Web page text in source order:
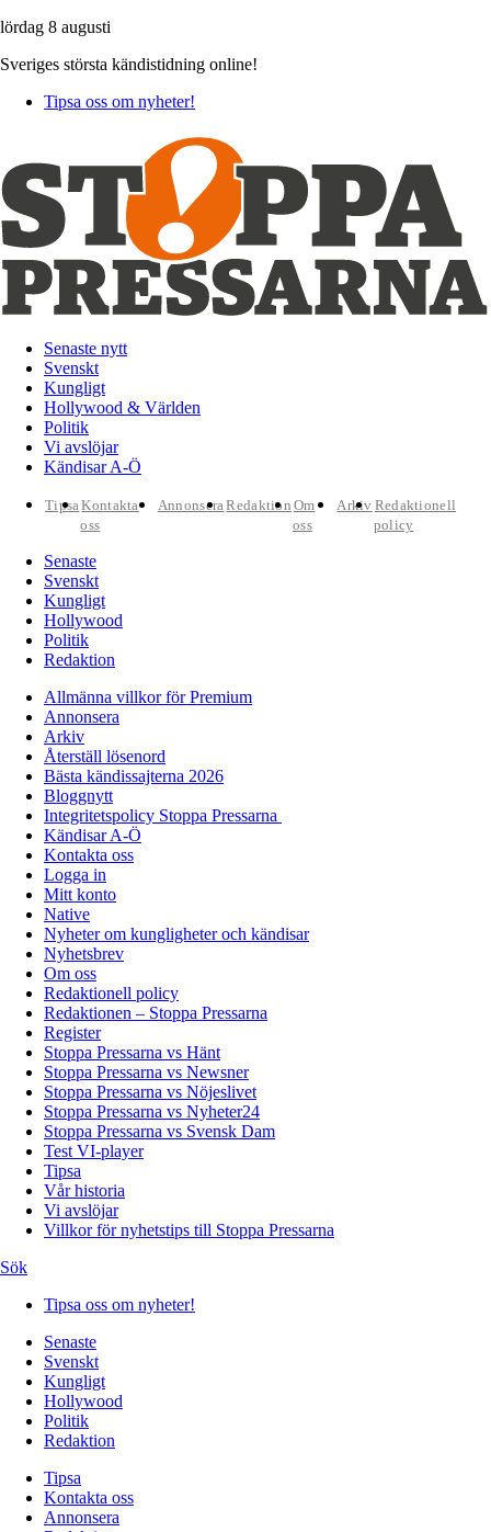
lördag 8 augusti
Sveriges största kändistidning online!
Tipsa oss om nyheter!
Senaste nytt
Svenskt
Kungligt
Hollywood & Världen
Politik
Vi avslöjar
Kändisar A-Ö
TipsaKontakta
oss
AnnonseraRedaktion Om
oss
Arkiv Redaktionell
policy
Senaste
Svenskt
Kungligt
Hollywood
Politik
Redaktion
Allmänna villkor för Premium
Annonsera
Arkiv
Återställ lösenord
Bästa kändissajterna 2026
Bloggnytt
Integritetspolicy Stoppa Pressarna
Kändisar A-Ö
Kontakta oss
Logga in
Mitt konto
Native
Nyheter om kungligheter och kändisar
Nyhetsbrev
Om oss
Redaktionell policy
Redaktionen – Stoppa Pressarna
Register
Stoppa Pressarna vs Hänt
Stoppa Pressarna vs Newsner
Stoppa Pressarna vs Nöjeslivet
Stoppa Pressarna vs Nyheter24
Stoppa Pressarna vs Svensk Dam
Test VI-player
Tipsa
Vår historia
Vi avslöjar
Villkor för nyhetstips till Stoppa Pressarna
Sök
Tipsa oss om nyheter!
Senaste
Svenskt
Kungligt
Hollywood
Politik
Redaktion
Tipsa
Kontakta oss
Annonsera